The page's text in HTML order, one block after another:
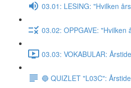
03.01: LESING: "Hvilken
03.02: OPPGAVE: "Hvilken
03.03: VOKABULAR:
🔵 QUIZLET "L03C":